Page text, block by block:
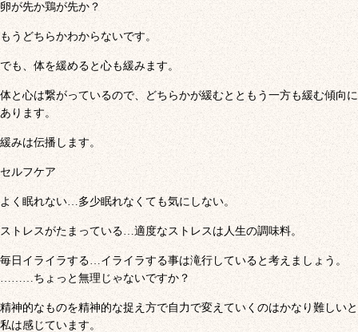
卵が先か鶏が先か？
もうどちらかわからないです。
でも、体を緩めると心も緩みます。
体と心は繋がっているので、どちらかが緩むとともう一方も緩む傾向に
あります。
緩みは伝播します。
セルフケア
よく眠れない…多少眠れなくても気にしない。
ストレスがたまっている…適度なストレスは人生の調味料。
毎日イライラする…イライラする事は滝行していると考えましょう。
………ちょっと無理じゃないですか？
精神的なものを精神的な捉え方で自力で変えていくのはかなり難しいと
私は感じています。